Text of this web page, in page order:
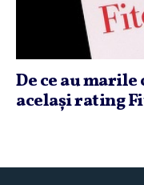
De ce au
acelaşi rating